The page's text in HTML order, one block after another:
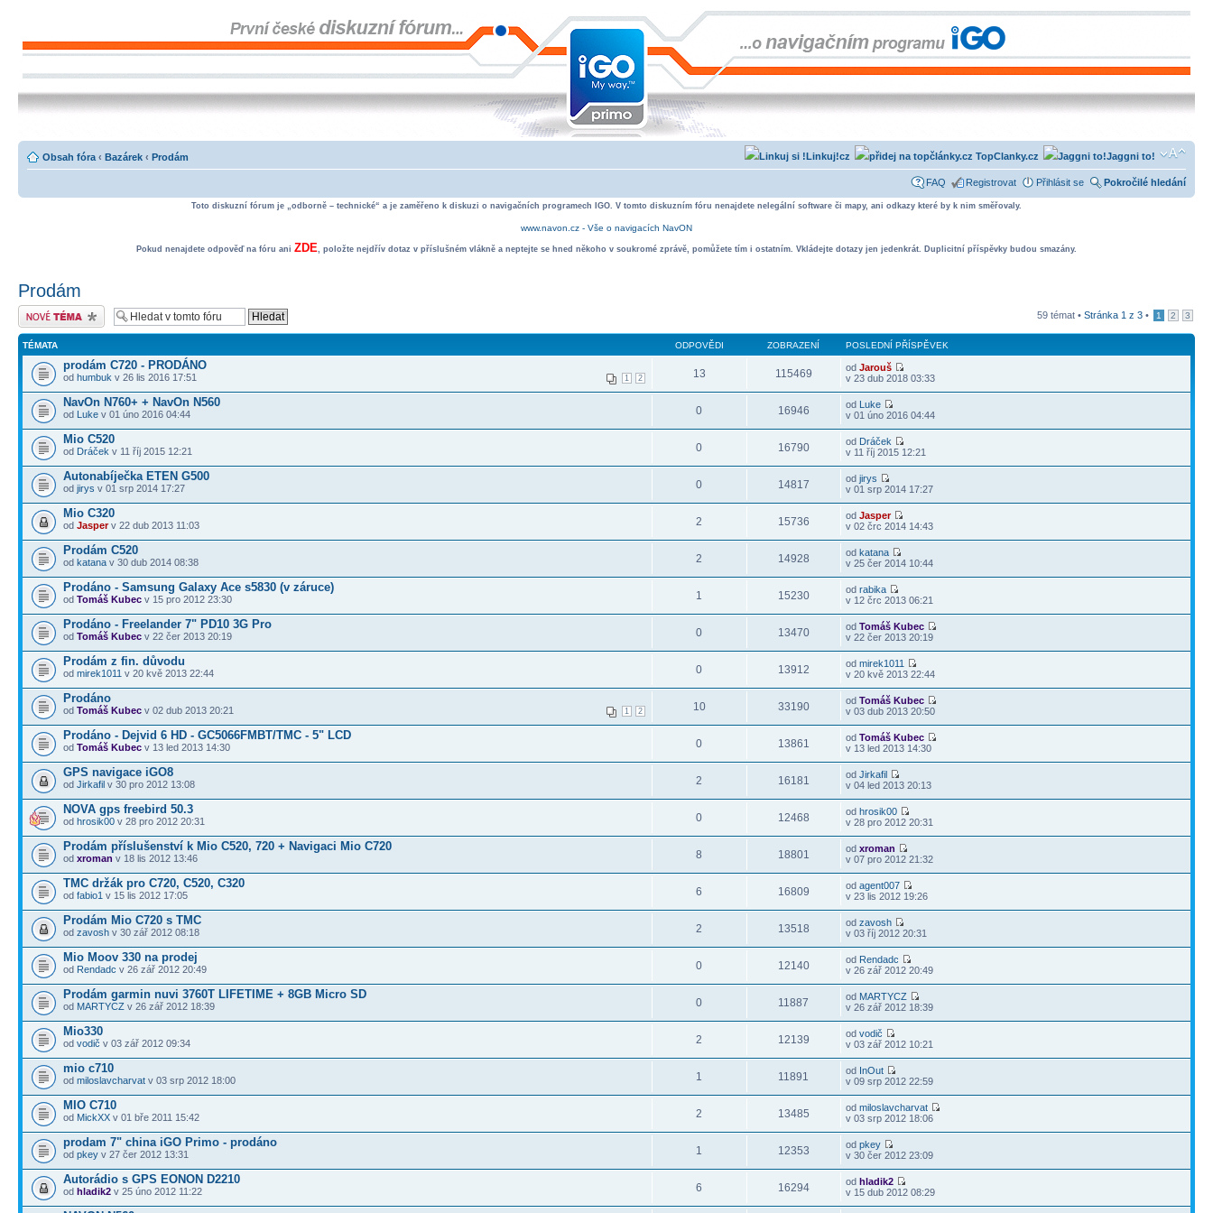
Obsah fóra ‹ Bazárek ‹ Prodám Jaggni to!
TopClanky.cz
Linkuj!cz
FAQ Registrovat Přihlásit se Pokročilé hledání
Toto diskuzní fórum je „odborně – technické“ a je zaměřeno k diskuzi o navigačních programech IGO. V tomto diskuzním fóru nenajdete nelegální software či mapy, ani odkazy které by k nim směřovaly.
www.navon.cz - Vše o navigacích NavON
Pokud nenajdete odpověď na fóru ani ZDE, položte nejdřív dotaz v příslušném vlákně a neptejte se hned někoho v soukromé zprávě, pomůžete tím i ostatním. Vkládejte dotazy jen jedenkrát. Duplicitní příspěvky budou smazány.
Prodám
Odeslat nové téma 59 témat • Stránka 1 z 3 • 1 2 3
TÉMATA ODPOVĚDI ZOBRAZENÍ POSLEDNÍ PŘÍSPĚVEK
prodám C720 - PRODÁNO
1 2
od humbuk v 26 lis 2016 17:51 13 115469 odJarouš
v 23 dub 2018 03:33
NavOn N760+ + NavOn N560
od Luke v 01 úno 2016 04:44 0 16946 od Luke
v 01 úno 2016 04:44
Mio C520
od Dráček v 11 říj 2015 12:21 0 16790 od Dráček
v 11 říj 2015 12:21
Autonabíječka ETEN G500
od jirys v 01 srp 2014 17:27 0 14817 odjirys
v 01 srp 2014 17:27
Mio C320
od Jasperv 22 dub 2013 11:03 2 15736 odJasper
v 02 črc 2014 14:43
Prodám C520
od katana v 30 dub 2014 08:38 2 14928 odkatana
v 25 čer 2014 10:44
Prodáno - Samsung Galaxy Ace s5830 (v záruce)
od Tomáš Kubec v 15 pro 2012 23:30 1 15230 odrabika
v 12 črc 2013 06:21
Prodáno - Freelander 7" PD10 3G Pro
od Tomáš Kubec v 22 čer 2013 20:19 0 13470 odTomáš Kubec
v 22 čer 2013 20:19
Prodám z fin. důvodu
od mirek1011 v 20 kvě 2013 22:44 0 13912 odmirek1011
v 20 kvě 2013 22:44
Prodáno
1 2
od Tomáš Kubec v 02 dub 2013 20:21 10 33190 odTomáš Kubec
v 03 dub 2013 20:50
Prodáno - Dejvid 6 HD - GC5066FMBT/TMC - 5" LCD
od Tomáš Kubec v 13 led 2013 14:30 0 13861 odTomáš Kubec
v 13 led 2013 14:30
GPS navigace iGO8
od Jirkafil v 30 pro 2012 13:08 2 16181 odJirkafil
v 04 led 2013 20:13
NOVA gps freebird 50.3
od hrosik00 v 28 pro 2012 20:31 0 12468 odhrosik00
v 28 pro 2012 20:31
Prodám příslušenství k Mio C520, 720 + Navigaci Mio C720
od xroman v 18 lis 2012 13:46 8 18801 odxroman
v 07 pro 2012 21:32
TMC držák pro C720, C520, C320
od fabio1 v 15 lis 2012 17:05 6 16809 odagent007
v 23 lis 2012 19:26
Prodám Mio C720 s TMC
od zavosh v 30 zář 2012 08:18 2 13518 odzavosh
v 03 říj 2012 20:31
Mio Moov 330 na prodej
od Rendadc v 26 zář 2012 20:49 0 12140 od Rendadc
v 26 zář 2012 20:49
Prodám garmin nuvi 3760T LIFETIME + 8GB Micro SD
od MARTYCZ v 26 zář 2012 18:39 0 11887 od MARTYCZ
v 26 zář 2012 18:39
Mio330
od vodič v 03 zář 2012 09:34 2 12139 odvodič
v 03 zář 2012 10:21
mio c710
od miloslavcharvat v 03 srp 2012 18:00 1 11891 od InOut
v 09 srp 2012 22:59
MIO C710
od MickXX v 01 bře 2011 15:42 2 13485 odmiloslavcharvat
v 03 srp 2012 18:06
prodam 7" china iGO Primo - prodáno
od pkey v 27 čer 2012 13:31 1 12353 odpkey
v 30 čer 2012 23:09
Autorádio s GPS EONON D2210
od hladik2 v 25 úno 2012 11:22 6 16294 odhladik2
v 15 dub 2012 08:29